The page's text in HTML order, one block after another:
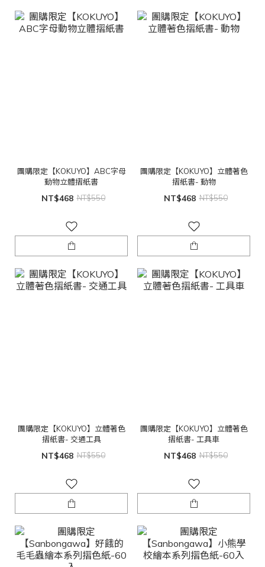
團購限定【KOKUYO】ABC字母
動物立體摺紙書
NT$468 NT$550
團購限定【KOKUYO】立體著色
摺紙書- 動物
NT$468 NT$550
團購限定【KOKUYO】立體著色
摺紙書- 交通工具
NT$468 NT$550
團購限定【KOKUYO】立體著色
摺紙書- 工具車
NT$468 NT$550